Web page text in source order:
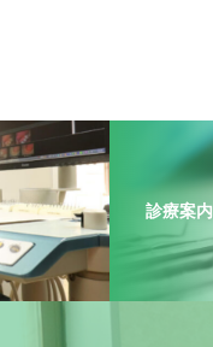
診療案内